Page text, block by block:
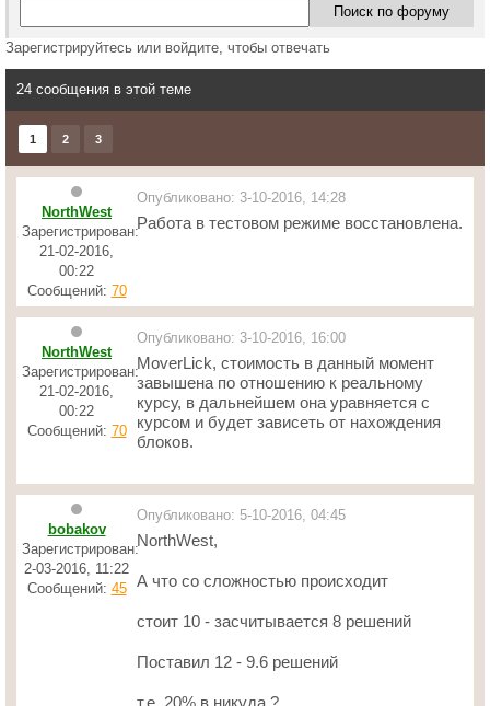
Зарегистрируйтесь или войдите, чтобы отвечать
24 сообщения в этой теме
1 2 3
NorthWest
Зарегистрирован:
21-02-2016,
00:22
Сообщений: 70
Опубликовано: 3-10-2016, 14:28
Работа в тестовом режиме восстановлена.
NorthWest
Зарегистрирован:
21-02-2016,
00:22
Сообщений: 70
Опубликовано: 3-10-2016, 16:00
MoverLick, стоимость в данный момент
завышена по отношению к реальному
курсу, в дальнейшем она уравняется с
курсом и будет зависеть от нахождения
блоков.
bobakov
Зарегистрирован:
2-03-2016, 11:22
Сообщений: 45
Опубликовано: 5-10-2016, 04:45
NorthWest,
А что со сложностью происходит
стоит 10 - засчитывается 8 решений
Поставил 12 - 9.6 решений
т.е. 20% в никуда ?